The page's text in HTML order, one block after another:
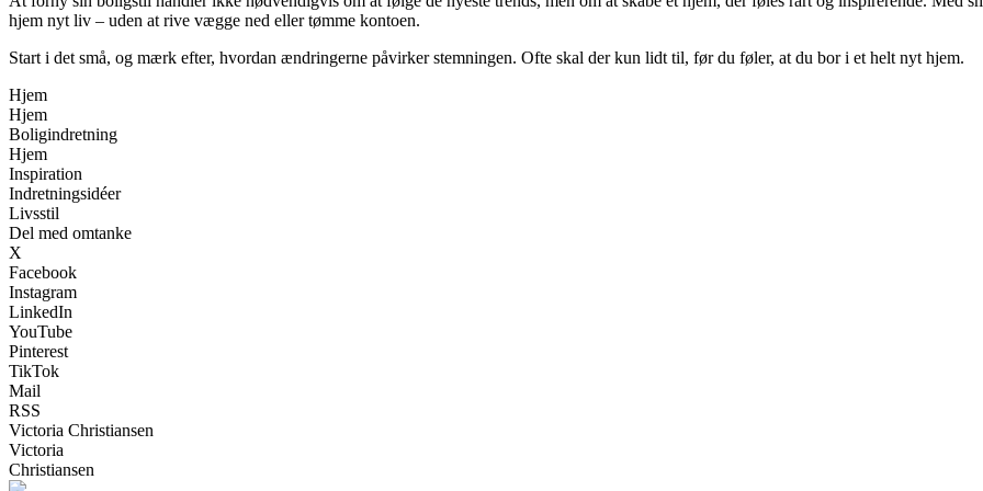
hjem nyt liv – uden at rive vægge ned eller tømme kontoen.
Start i det små, og mærk efter, hvordan ændringerne påvirker stemningen. Ofte skal der kun lidt til, før du føler, at du bor i et helt nyt hjem.
Hjem
Hjem
Boligindretning
Hjem
Inspiration
Indretningsidéer
Livsstil
Del med omtanke
X
Facebook
Instagram
LinkedIn
YouTube
Pinterest
TikTok
Mail
RSS
Victoria Christiansen
Victoria
Christiansen